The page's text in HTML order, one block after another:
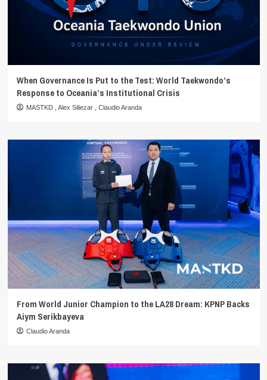
When Governance Is Put to the Test: World Taekwondo’s
Response to Oceania’s Institutional Crisis
MASTKD Alex Siliezar Claudio Aranda
From World Junior Champion to the LA28 Dream: KPNP Backs
Aiym Serikbayeva
Claudio Aranda